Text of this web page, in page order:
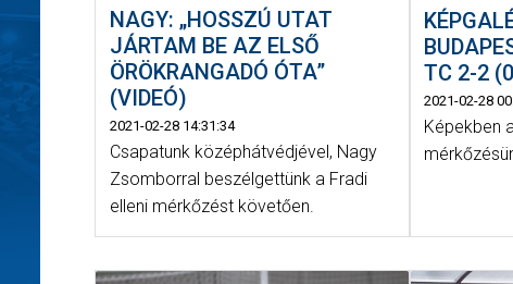
NAGY: „HOSSZÚ UTAT
JÁRTAM BE AZ ELSŐ
ÖRÖKRANGADÓ ÓTA”
(VIDEÓ)
2021-02-28 14:31:34
Csapatunk középhátvédjével, Nagy
Zsomborral beszélgettünk a Fradi
elleni mérkőzést követően.
TC 2-2
2021-02-28
Képekben